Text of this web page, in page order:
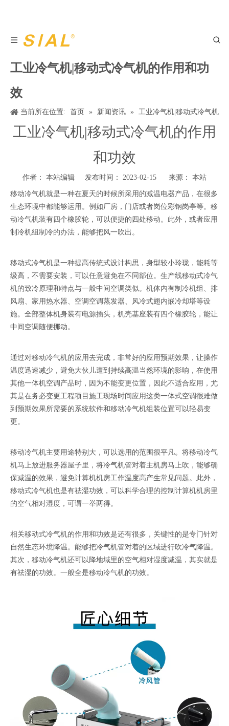
工业冷气机|移动式冷气机的作用和功
效
当前所在位置: 首页 » 新闻资讯 »
工业冷气机|移动式冷气机
的作用和功效
工业冷气机|移动式冷气机的作用
和功效
作者： 本站编辑 发布时间： 2023-02-15 来源： 本站
移动冷气机就是一种在夏天的时候所采用的减温电器产品，在很多
生态环境中都能够运用。例如厂房，门店或者岗位彩钢岗亭等。移
动冷气机装有四个橡胶轮，可以便捷的四处移动。此外，或者应用
制冷机组制冷的办法，能够把风一吹出。
移动式冷气机是一种提高传统式设计构思，身型较小玲珑，能耗等
级高，不需要安装，可以任意避免在不同部位。生产线移动式冷气
机的致冷原理和特点与一般中间空调类似。机体内有制冷机组、排
风扇、家用热水器、空调空调蒸发器、风冷式翅内嵌冷却塔等设
施。全部整体机身装有电源插头，机壳基座装有四个橡胶轮，能让
中间空调随便挪动。
通过对移动冷气机的应用去完成，非常好的应用预期效果，让操作
温度迅速减少，避免大伙儿遭到持续高温当然环境的影响，在使用
其他一体机空调产品时，因为不能变更位置，因此不适合应用，尤
其是在务必变更工程项目施工现场时间应用这类一体式空调很难做
到预期效果所需要的系统软件和移动冷气机组装位置可以轻易变
更。
移动冷气机主要用途特别大，可以选用的范围很平凡。将移动冷气
机马上放进服务器屋子里，将冷气机管对着主机房马上吹，能够确
保减温的效果，避免计算机机房工作温度高产生常见问题。此外，
移动式冷气机也是有祛湿功效，可以科学合理的控制计算机机房里
的空气相对湿度，可谓一举两得。
相关移动式冷气机的作用和功效是还有很多，关键性的是专门针对
自然生态环境降温。能够把冷气机管对着的区域进行吹冷气降温。
其次，移动冷气机还可以降地域里的空气相对湿度减温，其实就是
有祛湿的功效。一般全是移动冷气机的功效。